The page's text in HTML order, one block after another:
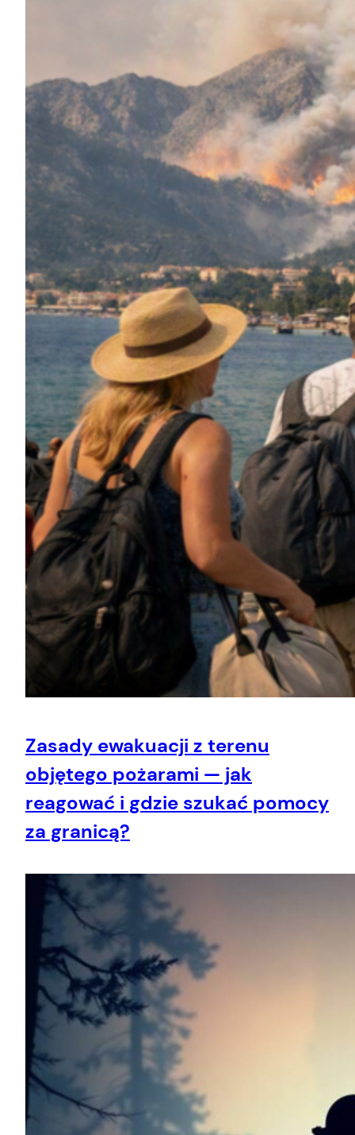
Zasady ewakuacji z terenu
objętego pożarami — jak
reagować i gdzie szukać pomocy
za granicą?